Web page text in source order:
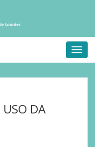
Menu
USO DA